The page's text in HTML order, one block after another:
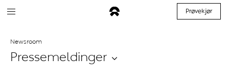
Prøvekjør
Newsroom
Pressemeldinger